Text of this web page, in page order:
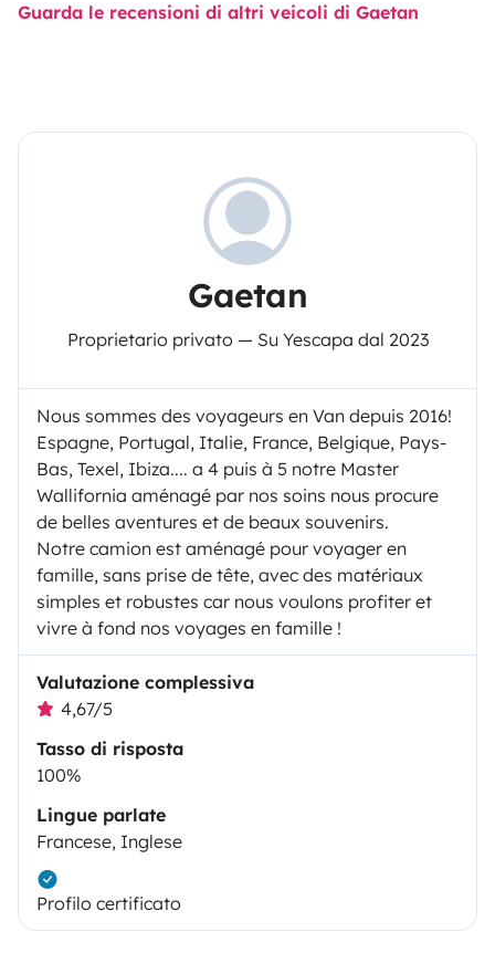
Guarda le recensioni di altri veicoli di Gaetan
Gaetan
Proprietario privato — Su Yescapa dal 2023
Nous sommes des voyageurs en Van depuis 2016!
Espagne, Portugal, Italie, France, Belgique, Pays-
Bas, Texel, Ibiza.... a 4 puis à 5 notre Master
Wallifornia aménagé par nos soins nous procure
de belles aventures et de beaux souvenirs.
Notre camion est aménagé pour voyager en
famille, sans prise de tête, avec des matériaux
simples et robustes car nous voulons profiter et
vivre à fond nos voyages en famille !
Valutazione complessiva
4,67/5
Tasso di risposta
100%
Lingue parlate
Francese, Inglese
Profilo certificato